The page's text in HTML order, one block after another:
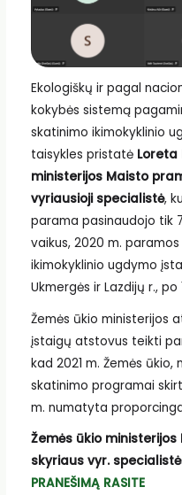
Ekologiškų ir pagal
kokybės sistemą
skatinimo ikimokyklinio
taisykles pristatė Loreta
ministerijos Maisto
vyriausioji specialistė,
parama pasinaudojo tik
vaikus, 2020 m.
ikimokyklinio ugdymo
Ukmergės ir Lazdijų r.,
Žemės ūkio ministerijos
įstaigų atstovus teikti
kad 2021 m. Žemės
skatinimo programai
m. numatyta
Žemės ūkio
skyriaus vyr. specialistė
PRANEŠIMĄ RASITE